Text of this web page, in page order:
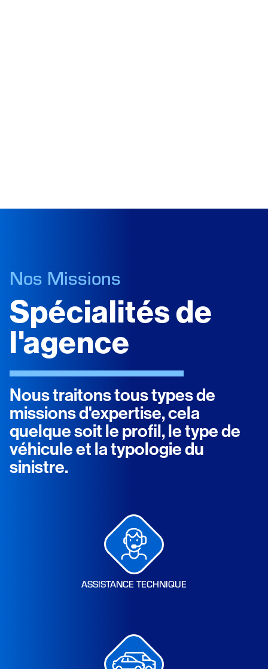
Nos Missions
Spécialités de
l'agence
Nous traitons tous types de
missions d'expertise, cela
quelque soit le profil, le type de
véhicule et la typologie du
sinistre.
ASSISTANCE TECHNIQUE